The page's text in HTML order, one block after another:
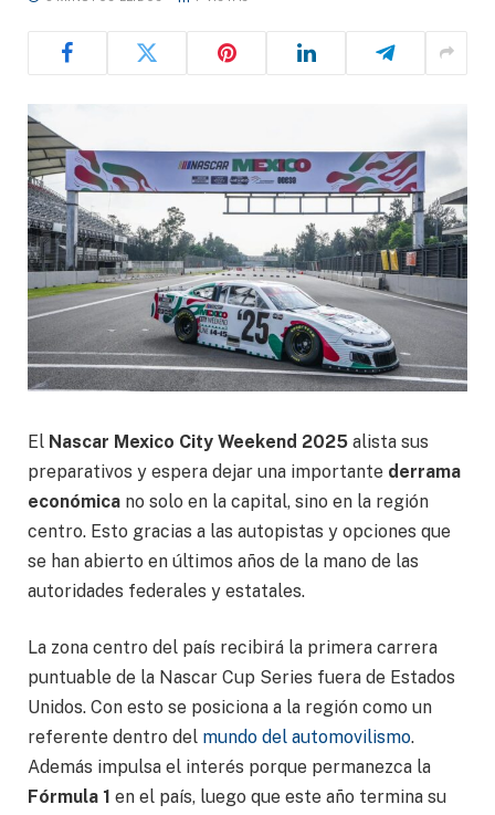
El Nascar Mexico City Weekend 2025 alista sus
preparativos y espera dejar una importante derrama
económica no solo en la capital, sino en la región
centro. Esto gracias a las autopistas y opciones que
se han abierto en últimos años de la mano de las
autoridades federales y estatales.
La zona centro del país recibirá la primera carrera
puntuable de la Nascar Cup Series fuera de Estados
Unidos. Con esto se posiciona a la región como un
referente dentro del mundo del automovilismo.
Además impulsa el interés porque permanezca la
Fórmula 1 en el país, luego que este año termina su